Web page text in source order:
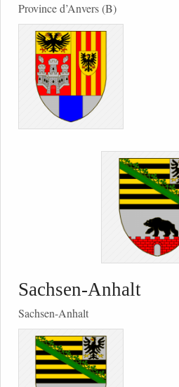
Province d’Anvers (B)
Sachsen-Anhalt
Sachsen-Anhalt